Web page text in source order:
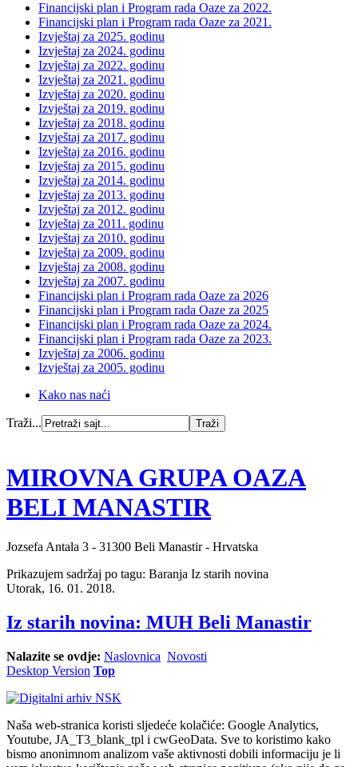
Financijski plan i Program rada Oaze za 2022.
Financijski plan i Program rada Oaze za 2021.
Izvještaj za 2025. godinu
Izvještaj za 2024. godinu
Izvještaj za 2022. godinu
Izvještaj za 2021. godinu
Izvještaj za 2020. godinu
Izvještaj za 2019. godinu
Izvještaj za 2018. godinu
Izvještaj za 2017. godinu
Izvještaj za 2016. godinu
Izvještaj za 2015. godinu
Izvještaj za 2014. godinu
Izvještaj za 2013. godinu
Izvještaj za 2012. godinu
Izvještaj za 2011. godinu
Izvještaj za 2010. godinu
Izvještaj za 2009. godinu
Izvještaj za 2008. godinu
Izvještaj za 2007. godinu
Financijski plan i Program rada Oaze za 2026
Financijski plan i Program rada Oaze za 2025
Financijski plan i Program rada Oaze za 2024.
Financijski plan i Program rada Oaze za 2023.
Izvještaj za 2006. godinu
Izvještaj za 2005. godinu
Kako nas naći
Traži...
MIROVNA GRUPA OAZA
BELI MANASTIR
Jozsefa Antala 3 - 31300 Beli Manastir - Hrvatska
Prikazujem sadržaj po tagu: Baranja Iz starih novina
Utorak, 16. 01. 2018.
Iz starih novina: MUH Beli Manastir
Nalazite se ovdje: Naslovnica Novosti
Desktop Version Top
Naša web-stranica koristi sljedeće kolačiće: Google Analytics,
Youtube, JA_T3_blank_tpl i cwGeoData. Sve to koristimo kako
bismo anonimnom analizom vaše aktivnosti dobili informaciju je li